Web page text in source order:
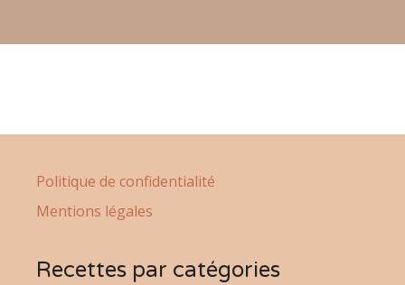
Politique de confidentialité
Mentions légales
Recettes par catégories